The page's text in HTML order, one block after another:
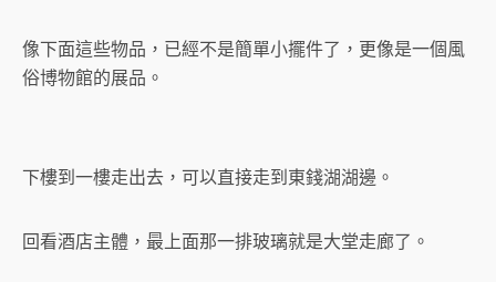
像下面這些物品，已經不是簡單小擺件了，更像是一個風
俗博物館的展品。
下樓到一樓走出去，可以直接走到東錢湖湖邊。
回看酒店主體，最上面那一排玻璃就是大堂走廊了。